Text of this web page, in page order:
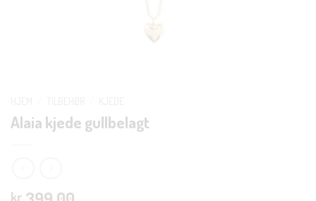
Alaia kjede gullbelagt
kr